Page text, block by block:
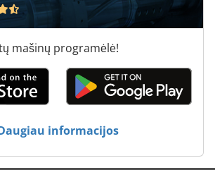
mašinų programėlė!
informacijos